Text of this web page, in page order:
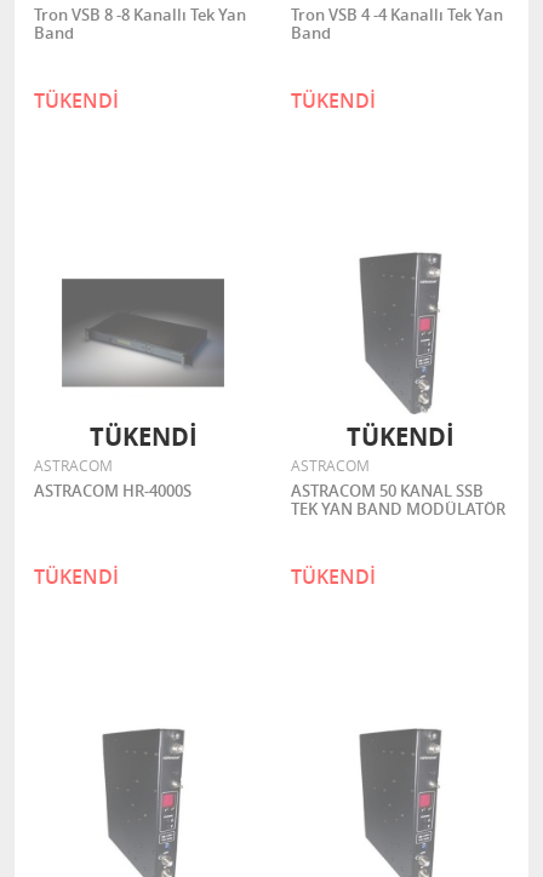
Tron VSB 8 -8 Kanallı Tek Yan
Band
TÜKENDİ
Tron VSB 4 -4 Kanallı Tek Yan
Band
TÜKENDİ
ASTRACOM
ASTRACOM HR-4000S
TÜKENDİ
TÜKENDİ
ASTRACOM
ASTRACOM 50 KANAL SSB
TEK YAN BAND MODÜLATÖR
TÜKENDİ
TÜKENDİ